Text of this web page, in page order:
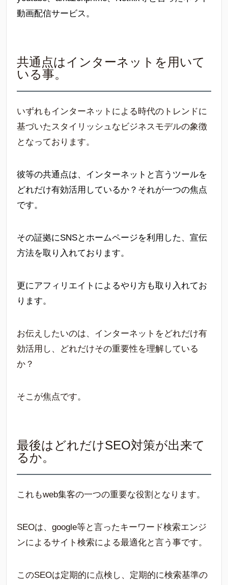
動画配信サービス。
共通点はインターネットを用いて
いる事。
いずれもインターネットによる時代のトレンドに
基づいたスタイリッシュなビジネスモデルの象徴
となっております。
彼等の共通点は、インターネットと言うツールを
どれだけ有効活用しているか？それが一つの焦点
です。
その証拠にSNSとホームページを利用した、宣伝
方法を取り入れております。
更にアフィリエイトによるやり方も取り入れてお
ります。
お伝えしたいのは、インターネットをどれだけ有
効活用し、どれだけその重要性を理解している
か？
そこが焦点です。
最後はどれだけSEO対策が出来て
るか。
これもweb集客の一つの重要な役割となります。
SEOは、google等と言ったキーワード検索エンジ
ンによるサイト検索による最適化と言う事です。
このSEOは定期的に点検し、定期的に検索基準の